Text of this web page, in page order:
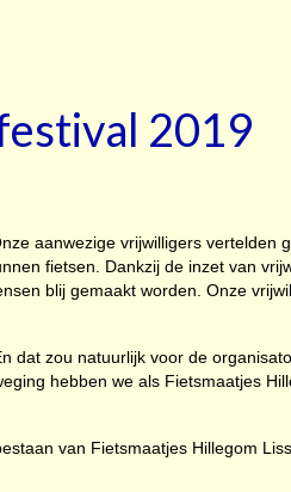
2019
aanwezige vrijwilligers
fietsen. Dankzij de inzet van
blij gemaakt worden. Onze
zou natuurlijk voor de
hebben we als Fietsmaatjes
van Fietsmaatjes Hillegom